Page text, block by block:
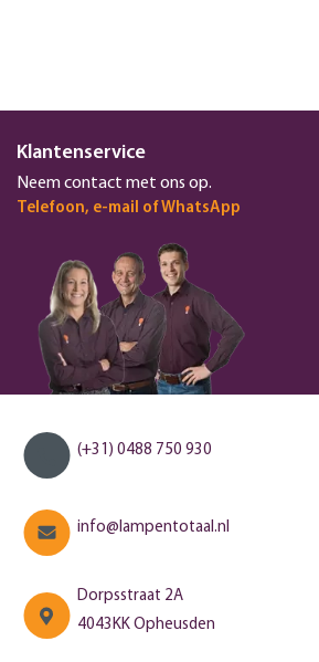
Klantenservice
Neem contact met ons op.
Telefoon, e-mail of WhatsApp
(+31) 0488 750 930
info@lampentotaal.nl
Dorpsstraat 2A
4043KK Opheusden